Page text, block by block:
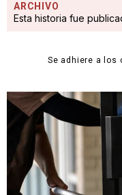
ARCHIVO
Esta historia fue
Se adhiere a los